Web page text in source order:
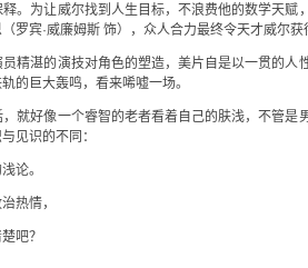
。为让威尔找到人生目标，不浪费他的数学天
罗宾·威廉姆斯 饰），众人合力最终令天才威尔获
精湛的演技对角色的塑造，美片自是以一贯的
的巨大轰鸣，看来唏嘘一场。
就好像一个睿智的老者看着自己的肤浅，不管
见识的不同：
论。
热情，
吧？